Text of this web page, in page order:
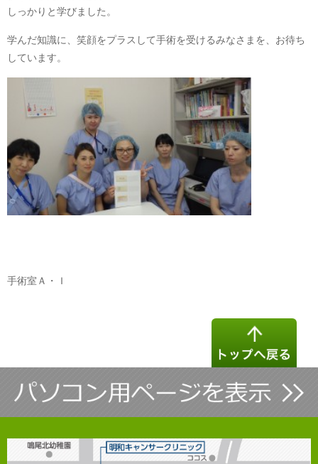
しっかりと学びました。
学んだ知識に、笑顔をプラスして手術を受けるみなさまを、お待ち
しています。
手術室Ａ・Ｉ